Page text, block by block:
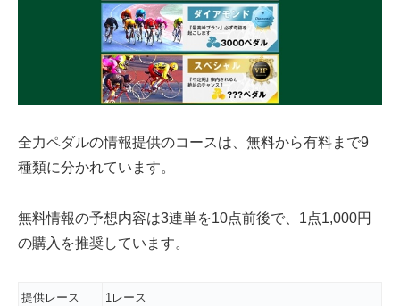
全力ペダルの情報提供のコースは、無料から有料まで9
種類に分かれています。
無料情報の予想内容は3連単を10点前後で、1点1,000円
の購入を推奨しています。
提供レース 1レース